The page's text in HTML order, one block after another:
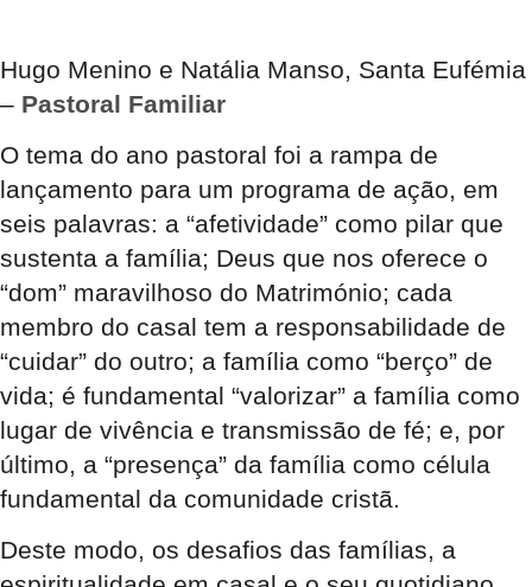
Hugo Menino e Natália Manso, Santa Eufémia
– Pastoral Familiar
O tema do ano pastoral foi a rampa de
lançamento para um programa de ação, em
seis palavras: a “afetividade” como pilar que
sustenta a família; Deus que nos oferece o
“dom” maravilhoso do Matrimónio; cada
membro do casal tem a responsabilidade de
“cuidar” do outro; a família como “berço” de
vida; é fundamental “valorizar” a família como
lugar de vivência e transmissão de fé; e, por
último, a “presença” da família como célula
fundamental da comunidade cristã.
Deste modo, os desafios das famílias, a